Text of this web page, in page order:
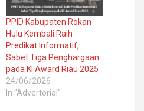
PPID Kabupaten Rokan
Hulu Kembali Raih
Predikat Informatif,
Sabet Tiga Penghargaan
pada KI Award Riau 2025
24/06/2026
In "Advertorial"